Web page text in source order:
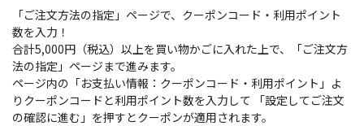
「ご注文方法の指定」ページで、クーポンコード・利用ポイント
数を入力！
合計5,000円（税込）以上を買い物かごに入れた上で、「ご注文方
法の指定」ページまで進みます。
ページ内の「お支払い情報：クーポンコード・利用ポイント」よ
りクーポンコードと利用ポイント数を入力して 「設定してご注文
の確認に進む」を押すとクーポンが適用されます。